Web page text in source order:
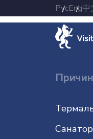
РусEng中
Элемент не